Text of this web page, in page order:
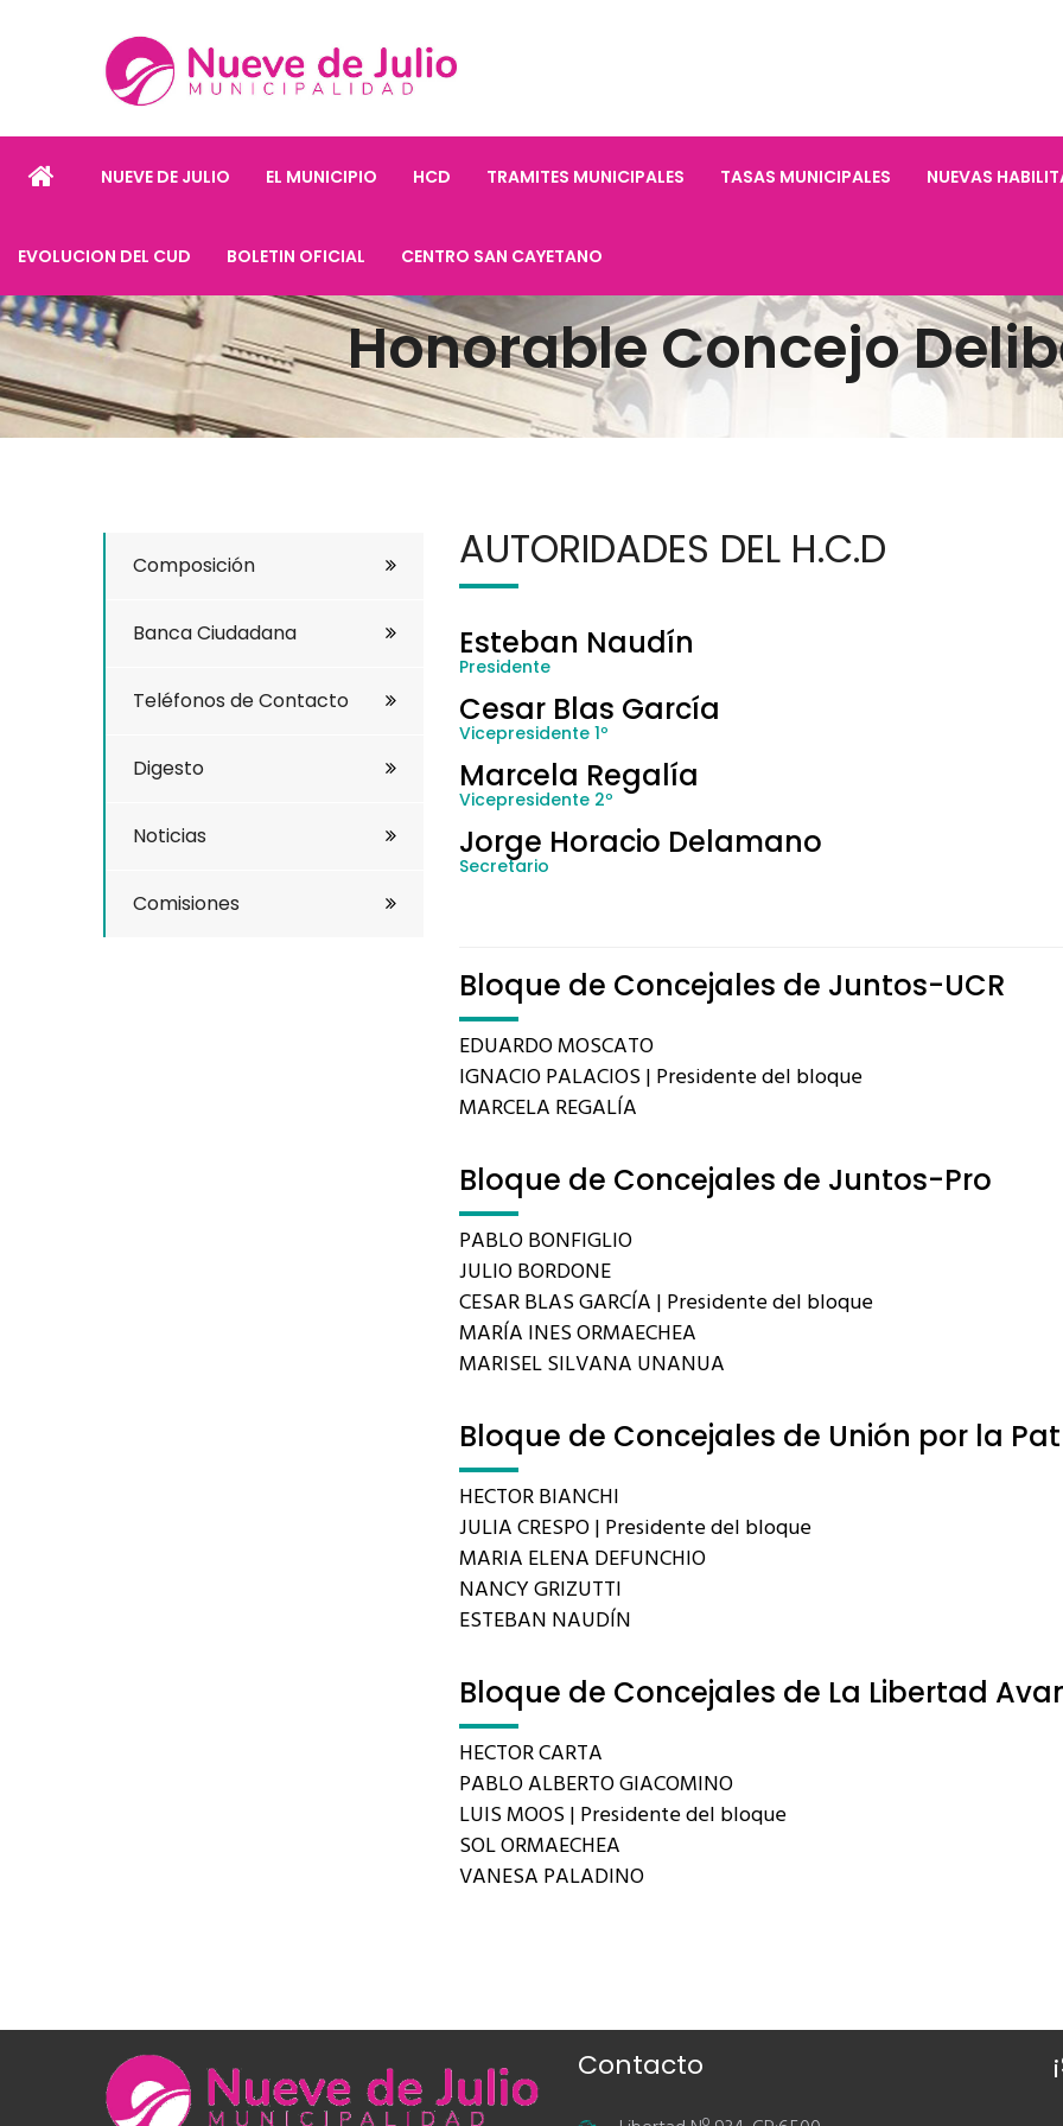
NUEVE DE JULIO EL MUNICIPIO HCD TRAMITES MUNICIPALES TASAS MUNICIPALES NUEVAS
EVOLUCION DEL CUD BOLETIN OFICIAL CENTRO SAN CAYETANO
Honorable Concejo
AUTORIDADES DEL H.C.D
Esteban Naudín
Presidente
Cesar Blas García
Vicepresidente 1º
Marcela Regalía
Vicepresidente 2º
Jorge Horacio Delamano
Secretario
Bloque de Concejales de Juntos-UCR
EDUARDO MOSCATO
IGNACIO PALACIOS | Presidente del bloque
MARCELA REGALÍA
Bloque de Concejales de Juntos-Pro
PABLO BONFIGLIO
JULIO BORDONE
CESAR BLAS GARCÍA | Presidente del bloque
MARÍA INES ORMAECHEA
MARISEL SILVANA UNANUA
Bloque de Concejales de Unión por la
HECTOR BIANCHI
JULIA CRESPO | Presidente del bloque
MARIA ELENA DEFUNCHIO
NANCY GRIZUTTI
ESTEBAN NAUDÍN
Bloque de Concejales de La Libertad
HECTOR CARTA
PABLO ALBERTO GIACOMINO
LUIS MOOS | Presidente del bloque
SOL ORMAECHEA
VANESA PALADINO
Composición
Banca Ciudadana
Teléfonos de Contacto
Digesto
Noticias
Comisiones
Contacto